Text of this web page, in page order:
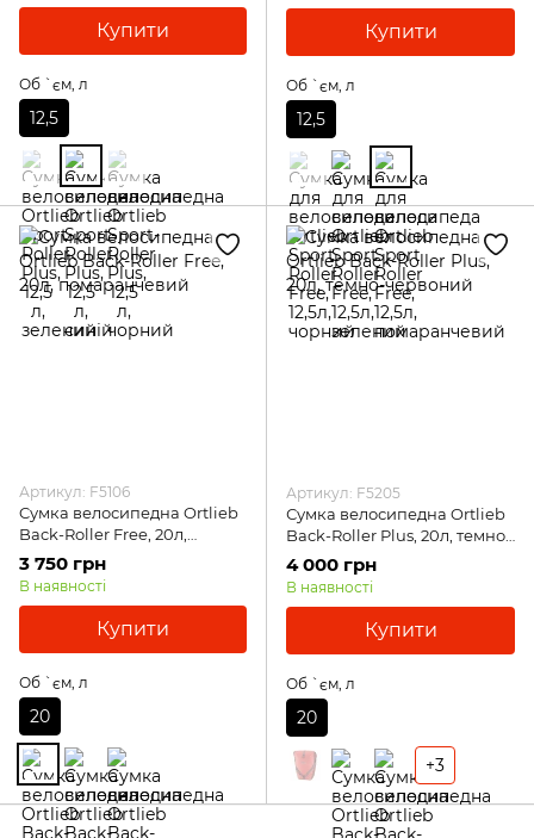
Купити
Об `єм, л
12,5
Купити
Об `єм, л
12,5
Артикул: F5106
Cумка велосипедна Ortlieb
Back-Roller Free, 20л,
помаранчевий
3 750 грн
В наявності
Купити
Об `єм, л
20
Артикул: F5205
Сумка велосипедна Ortlieb
Back-Roller Plus, 20л, темно-
червоний
4 000 грн
В наявності
Купити
Об `єм, л
20
+3